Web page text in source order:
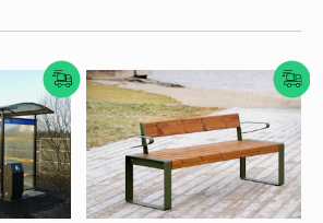
kontakt